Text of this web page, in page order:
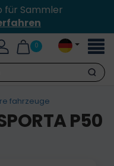
für Sammler
0
Suche
fahrzeuge
P50